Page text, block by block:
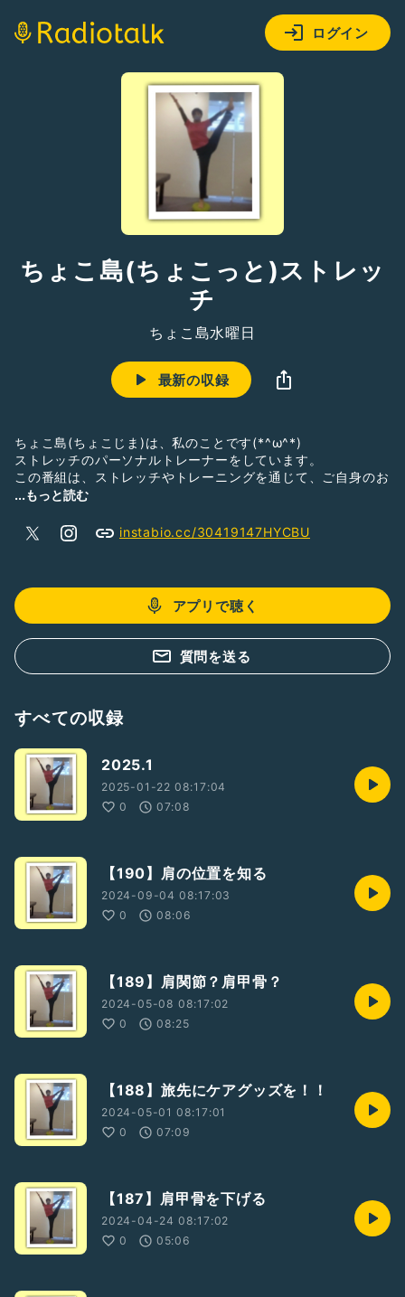
ログイン
ちょこ島(ちょこっと)ストレッ
チ
ちょこ島水曜日
最新の収録
ちょこ島(ちょこじま)は、私のことです(*^ω^*)
ストレッチのパーソナルトレーナーをしています。
この番組は、ストレッチやトレーニングを通じて、ご自身のお
体と向き合っていく番組です。
ゲーム感覚で探ってみてください。
【月初水曜日更新+α】
よろしくおねがいします_(┐「ε:)_
...もっと読む
instabio.cc/30419147HYCBU
アプリで聴く
質問を送る
すべての収録
2025.1
2025-01-22 08:17:04
0
07:08
【190】肩の位置を知る
2024-09-04 08:17:03
0
08:06
【189】肩関節？肩甲骨？
2024-05-08 08:17:02
0
08:25
【188】旅先にケアグッズを！！
2024-05-01 08:17:01
0
07:09
【187】肩甲骨を下げる
2024-04-24 08:17:02
0
05:06